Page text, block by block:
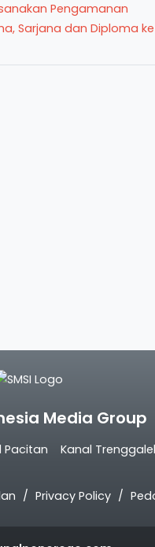
Pengamanan
Sarjana dan Diploma ke
Media Group
Pacitan Kanal
Privacy Policy